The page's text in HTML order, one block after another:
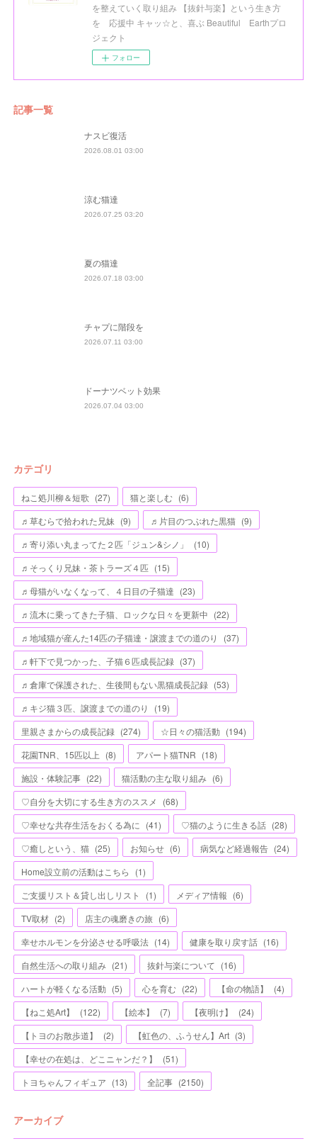
を整えていく取り組み 【抜針与楽】という生き方
を 応援中 キャッ☆と、喜ぶ Beautiful Earthプロ
ジェクト
フォロー
記事一覧
ナスビ復活
2026.08.01 03:00
涼む猫達
2026.07.25 03:20
夏の猫達
2026.07.18 03:00
チャプに階段を
2026.07.11 03:00
ドーナツベット効果
2026.07.04 03:00
カテゴリ
ねこ処川柳＆短歌 (27) 猫と楽しむ (6)
♬草むらで拾われた兄妹 (9) ♬片目のつぶれた黒猫 (9)
♬寄り添い丸まってた２匹「ジュン&シノ」
(10)
♬そっくり兄妹・茶トラーズ４匹 (15)
♬母猫がいなくなって、４日目の子猫達 (23)
♬流木に乗ってきた子猫、ロックな日々を更新中 (22)
♬地域猫が産んた14匹の子猫達・譲渡までの道のり
(37)
♬軒下で見つかった、子猫６匹成長記録 (37)
♬倉庫で保護された、生後間もない黒猫成長記録 (53)
♬キジ猫３匹、譲渡までの道のり
(19)
里親さまからの成長記録 (274) ☆日々の猫活動 (194)
花園TNR、15匹以上 (8) アパート猫TNR (18)
施設・体験記事 (22) 猫活動の主な取り組み (6)
♡自分を大切にする生き方のススメ
(68)
♡幸せな共存生活をおくる為に (41) ♡猫のように生きる話 (28)
♡癒しという、猫 (25) お知らせ (6) 病気など経過報告 (24)
Home設立前の活動はこちら
(1)
ご支援リスト＆貸し出しリスト
(1) メディア情報 (6)
TV取材 (2) 店主の魂磨きの旅 (6)
幸せホルモンを分泌させる呼吸法 (14) 健康を取り戻す話 (16)
自然生活への取り組み (21) 抜針与楽について (16)
ハートが軽くなる活動 (5) 心を育む (22) 【命の物語】 (4)
【ねこ処Art】
(122) 【絵本】 (7) 【夜明け】 (24)
【トヨのお散歩道】
(2) 【虹色の、ふうせん】Art (3)
【幸せの在処は、どこニャンだ？】
(51)
トヨちゃんフィギュア (13) 全記事 (2150)
アーカイブ